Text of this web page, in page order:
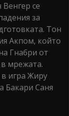
се
за
Тон
Акпом, който
Гнабри от
мрежата.
игра Жиру
Бакари Саня